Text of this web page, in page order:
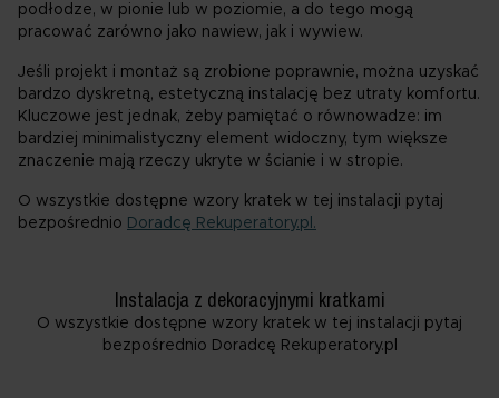
podłodze, w pionie lub w poziomie, a do tego mogą
pracować zarówno jako nawiew, jak i wywiew.
Jeśli projekt i montaż są zrobione poprawnie, można uzyskać
bardzo dyskretną, estetyczną instalację bez utraty komfortu.
Kluczowe jest jednak, żeby pamiętać o równowadze: im
bardziej minimalistyczny element widoczny, tym większe
znaczenie mają rzeczy ukryte w ścianie i w stropie.
O wszystkie dostępne wzory kratek w tej instalacji pytaj
bezpośrednio Doradcę Rekuperatory.pl.
Instalacja z dekoracyjnymi kratkami
O wszystkie dostępne wzory kratek w tej instalacji pytaj
bezpośrednio Doradcę Rekuperatory.pl